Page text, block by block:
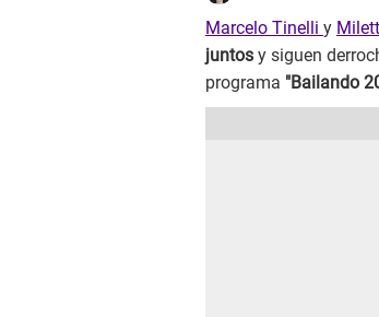
Marcelo Tinelli y
juntos y siguen
programa "Bailando